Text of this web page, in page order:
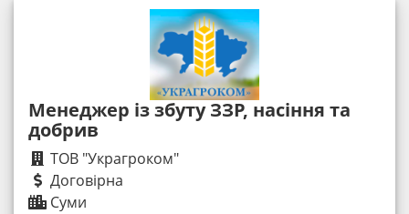
Менеджер із збуту ЗЗР, насіння та
добрив
ТОВ "Украгроком"
Договірна
Суми